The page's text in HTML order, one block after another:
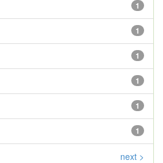
1
1
1
1
1
1
next >